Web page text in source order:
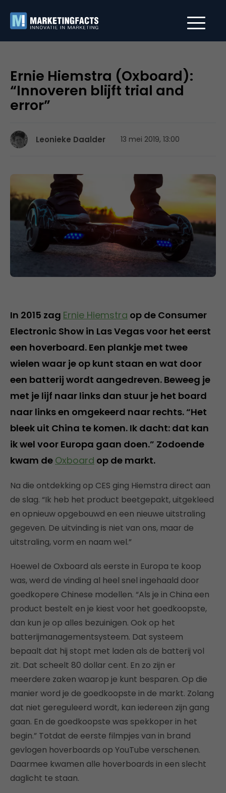
Ernie Hiemstra (Oxboard):
“Innoveren blijft trial and
error”
Leonieke Daalder 13 mei 2019, 13:00
In 2015 zag Ernie Hiemstra op de Consumer
Electronic Show in Las Vegas voor het eerst
een hoverboard. Een plankje met twee
wielen waar je op kunt staan en wat door
een batterij wordt aangedreven. Beweeg je
met je lijf naar links dan stuur je het board
naar links en omgekeerd naar rechts. “Het
bleek uit China te komen. Ik dacht: dat kan
ik wel voor Europa gaan doen.” Zodoende
kwam de Oxboard op de markt.
Na die ontdekking op CES ging Hiemstra direct aan
de slag. “Ik heb het product beetgepakt, uitgekleed
en opnieuw opgebouwd en een nieuwe uitstraling
gegeven. De uitvinding is niet van ons, maar de
uitstraling, vorm en naam wel.”
Hoewel de Oxboard als eerste in Europa te koop
was, werd de vinding al heel snel ingehaald door
goedkopere Chinese modellen. “Als je in China een
product bestelt en je kiest voor het goedkoopste,
dan kun je op alles bezuinigen. Ook op het
batterijmanagementsysteem. Dat systeem
bepaalt dat hij stopt met laden als de batterij vol
zit. Dat scheelt 80 dollar cent. En zo zijn er
meerdere zaken waarop je kunt besparen. Op die
manier word je de goedkoopste in de markt. Zolang
dat niet gereguleerd wordt, kan iedereen zijn gang
gaan. En de goedkoopste was spekkoper in het
begin.” Totdat de eerste filmpjes van in brand
gevlogen hoverboards op YouTube verschenen.
Daarmee kwamen alle hoverboards in een slecht
daglicht te staan.